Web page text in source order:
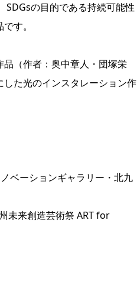
SDGsの目的である持続可能性
す。
（作者：奥中章人・団塚栄
た光のインスタレーション作
ベーションギャラリー・北九
州未来創造芸術祭 ART for